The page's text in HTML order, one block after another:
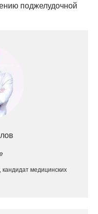
поджелудочной
кандидат медицинских